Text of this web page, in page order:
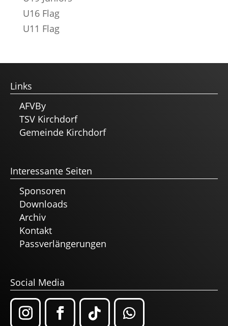
U16 Flag
U11 Flag
Links
AFVBy
TSV Kirchdorf
Gemeinde Kirchdorf
Interessante Seiten
Sponsoren
Downloads
Archiv
Kontakt
Passverlängerungen
Social Media